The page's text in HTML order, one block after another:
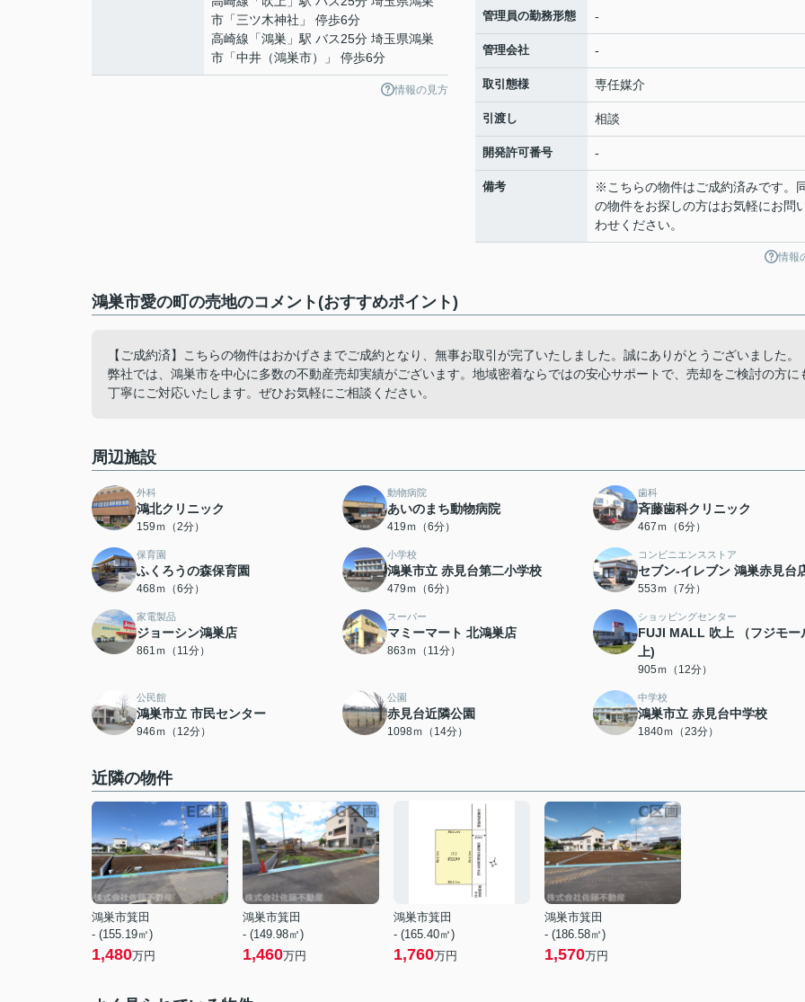
市「三ツ木神社」 停歩6分
高崎線 「鴻巣 」駅 バス25分 埼玉県鴻巣
市「中井（鴻巣市）」 停歩6分
情報の見方
管理員の勤務形態 -
管理会社 -
取引態様 専任媒介
引渡し 相談
開発許可番号 -
備考
※こちらの物件はご成約済みです。
の物件をお探しの方はお気軽にお問
わせください。
情報
鴻巣市愛の町の売地のコメント(おすすめポイント)
【ご成約済】こちらの物件はおかげさまでご成約となり、無事お取引が完了いたしました。誠にありがとうございました。
弊社では、鴻巣市を中心に多数の不動産売却実績がございます。地域密着ならではの安心サポートで、売却をご検討の方に
丁寧にご対応いたします。ぜひお気軽にご相談ください。
周辺施設
外科
鴻北クリニック
159ｍ（2分）
動物病院
あいのまち動物病院
419ｍ（6分）
歯科
斉藤歯科クリニック
467ｍ（6分）
保育園
ふくろうの森保育園
468ｍ（6分）
小学校
鴻巣市立 赤見台第二小学校
479ｍ（6分）
コンビニエンスストア
セブン-イレブン 鴻巣赤見台
553ｍ（7分）
家電製品
ジョーシン鴻巣店
861ｍ（11分）
スーパー
マミーマート 北鴻巣店
863ｍ（11分）
ショッピングセンター
FUJI MALL 吹上 （フジモー
上)
905ｍ（12分）
公民館
鴻巣市立 市民センター
946ｍ（12分）
公園
赤見台近隣公園
1098ｍ（14分）
中学校
鴻巣市立 赤見台中学校
1840ｍ（23分）
近隣の物件
鴻巣市箕田
- (155.19㎡)
1,480万円
鴻巣市箕田
- (149.98㎡)
1,460万円
鴻巣市箕田
- (165.40㎡)
1,760万円
鴻巣市箕田
- (186.58㎡)
1,570万円